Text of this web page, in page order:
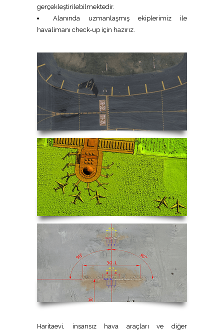
gerçekleştirilebilmektedir.
Alanında uzmanlaşmış ekiplerimiz ile
havalimanı check-up için hazırız.
Haritaevi, insansız hava araçları ve diğer